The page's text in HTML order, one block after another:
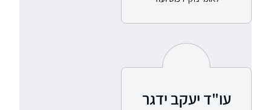
עו"ד יעקב ידגר